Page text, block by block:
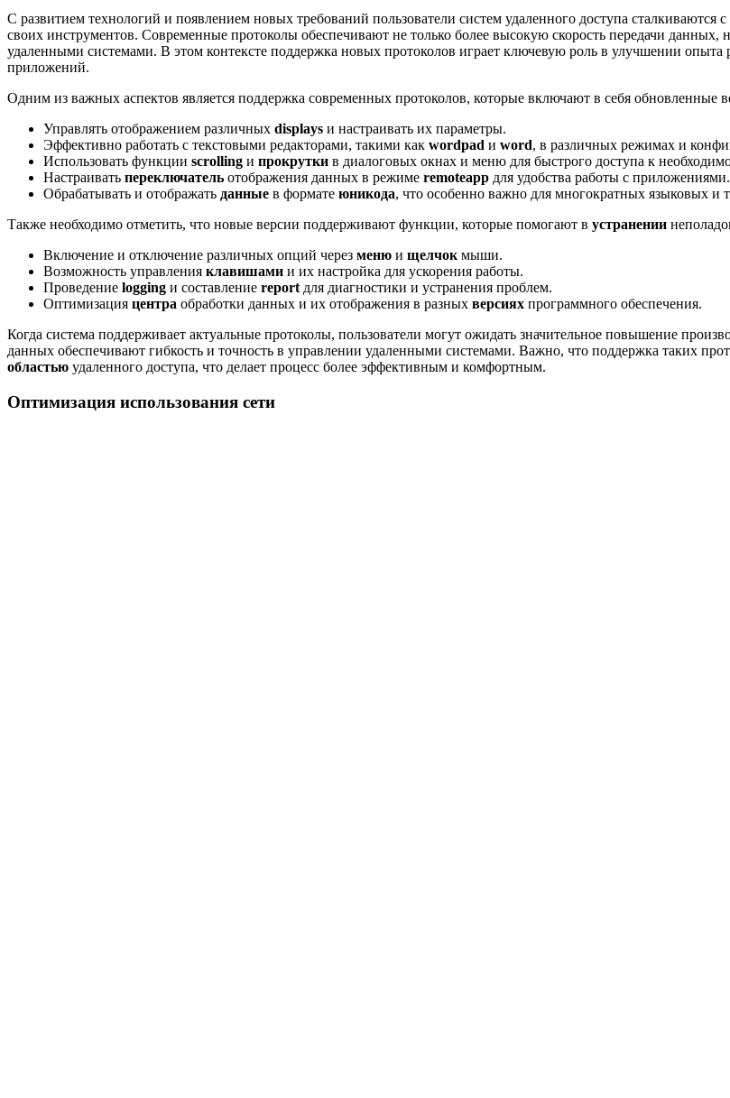
С развитием технологий и появлением новых требований пользователи систем удаленного доступа
своих инструментов. Современные протоколы обеспечивают не только более высокую скорость передачи
удаленными системами. В этом контексте поддержка новых протоколов играет ключевую роль в улучшении
приложений.
Одним из важных аспектов является поддержка современных протоколов, которые включают в себя обновленные
Управлять отображением различных displays и настраивать их параметры.
Эффективно работать с текстовыми редакторами, такими как wordpad и word, в различных режимах и
Использовать функции scrolling и прокрутки в диалоговых окнах и меню для быстрого доступа к
Настраивать переключатель отображения данных в режиме remoteapp для удобства работы с приложениями.
Обрабатывать и отображать данные в формате юникода, что особенно важно для многократных языковых и
Также необходимо отметить, что новые версии поддерживают функции, которые помогают в устранении
Включение и отключение различных опций через меню и щелчок мыши.
Возможность управления клавишами и их настройка для ускорения работы.
Проведение logging и составление report для диагностики и устранения проблем.
Оптимизация центра обработки данных и их отображения в разных версиях программного обеспечения.
Когда система поддерживает актуальные протоколы, пользователи могут ожидать значительное повышение
данных обеспечивают гибкость и точность в управлении удаленными системами. Важно, что поддержка таких
областью удаленного доступа, что делает процесс более эффективным и комфортным.
Оптимизация использования сети